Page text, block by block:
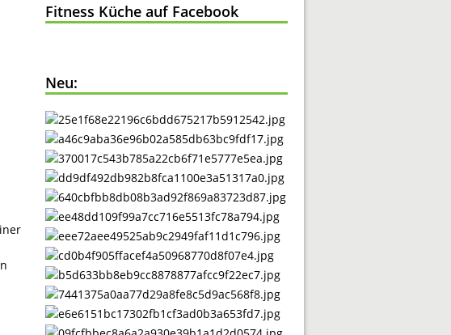
Fitness Küche auf Facebook
Neu: